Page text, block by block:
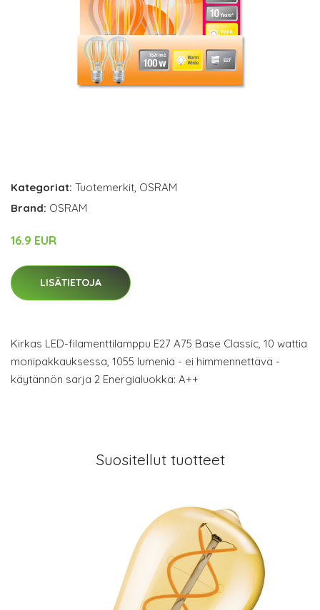
Kategoriat: Tuotemerkit, OSRAM
Brand: OSRAM
16.9 EUR
LISÄTIETOJA
Kirkas LED-filamenttilamppu E27 A75 Base Classic, 10 wattia
monipakkauksessa, 1055 lumenia - ei himmennettävä -
käytännön sarja 2 Energialuokka: A++
Suositellut tuotteet